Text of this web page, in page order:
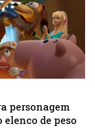
personagem
de peso